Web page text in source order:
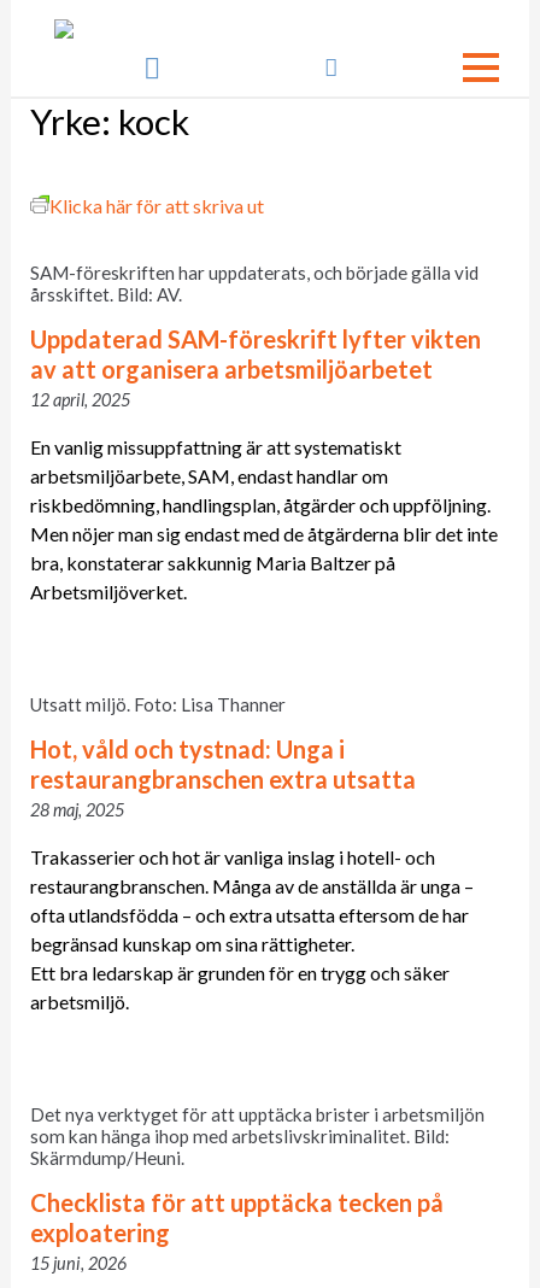

Yrke: kock
Klicka här för att skriva ut
SAM-föreskriften har uppdaterats, och började gälla vid
årsskiftet. Bild: AV.
Uppdaterad SAM-föreskrift lyfter vikten
av att organisera arbetsmiljöarbetet
12 april, 2025
En vanlig missuppfattning är att systematiskt
arbetsmiljöarbete, SAM, endast handlar om
riskbedömning, handlingsplan, åtgärder och uppföljning.
Men nöjer man sig endast med de åtgärderna blir det inte
bra, konstaterar sakkunnig Maria Baltzer på
Arbetsmiljöverket.
Utsatt miljö. Foto: Lisa Thanner
Hot, våld och tystnad: Unga i
restaurangbranschen extra utsatta
28 maj, 2025
Trakasserier och hot är vanliga inslag i hotell- och
restaurangbranschen. Många av de anställda är unga –
ofta utlandsfödda – och extra utsatta eftersom de har
begränsad kunskap om sina rättigheter.
Ett bra ledarskap är grunden för en trygg och säker
arbetsmiljö.
Det nya verktyget för att upptäcka brister i arbetsmiljön
som kan hänga ihop med arbetslivskriminalitet. Bild:
Skärmdump/Heuni.
Checklista för att upptäcka tecken på
exploatering
15 juni, 2026